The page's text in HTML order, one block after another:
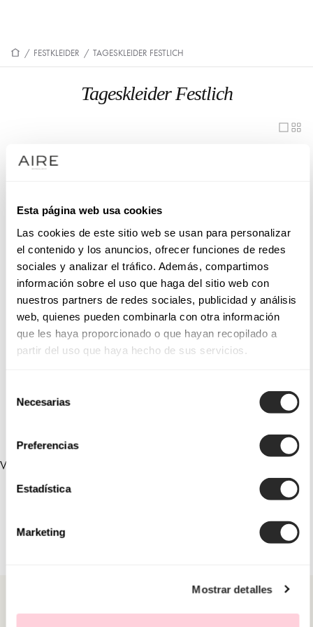
Esta página web usa cookies
Las cookies de este sitio web se usan para personalizar
el contenido y los anuncios, ofrecer funciones de redes
sociales y analizar el tráfico. Además, compartimos
información sobre el uso que haga del sitio web con
nuestros partners de redes sociales, publicidad y análisis
web, quienes pueden combinarla con otra información
que les haya proporcionado o que hayan recopilado a
partir del uso que haya hecho de sus servicios.
Necesarias
Preferencias
Estadística
Marketing
Mostrar detalles
/ FESTKLEIDER / TAGESKLEIDER FESTLICH
Tageskleider Festlich
1UB3
1U43
1UA9
1U93
1U90
1U50
1U40
1U24
1U42
1U33
1U41
VERLINKTE SAMMLUNGEN